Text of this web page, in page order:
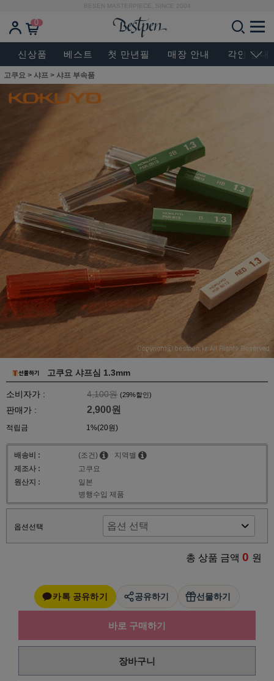
BESEN MASTERPIECE, SINCE 2004
0
신상품 베스트 첫 만년필 매장 안내 각인 안내
고쿠요 > 샤프 > 샤프 부속품
고쿠요 샤프심 1.3mm
소비자가 : 4,100원 (29%할인)
판매가 : 2,900원
적립금 1%(20원)
배송비 : (조건)
지역별
제조사 :
고쿠요
원산지 :
일본
병행수입 제품
옵션선택
총 상품 금액 0 원
카톡 공유하기 공유하기 선물하기
바로 구매하기
장바구니